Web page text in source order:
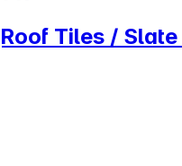
Tiles /